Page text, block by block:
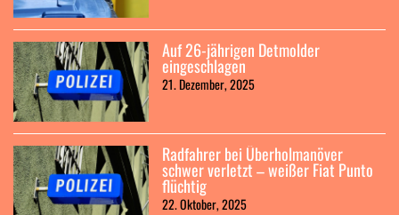
Auf 26-jährigen Detmolder
eingeschlagen
21. Dezember, 2025
Radfahrer bei Überholmanöver
schwer verletzt – weißer Fiat Punto
flüchtig
22. Oktober, 2025